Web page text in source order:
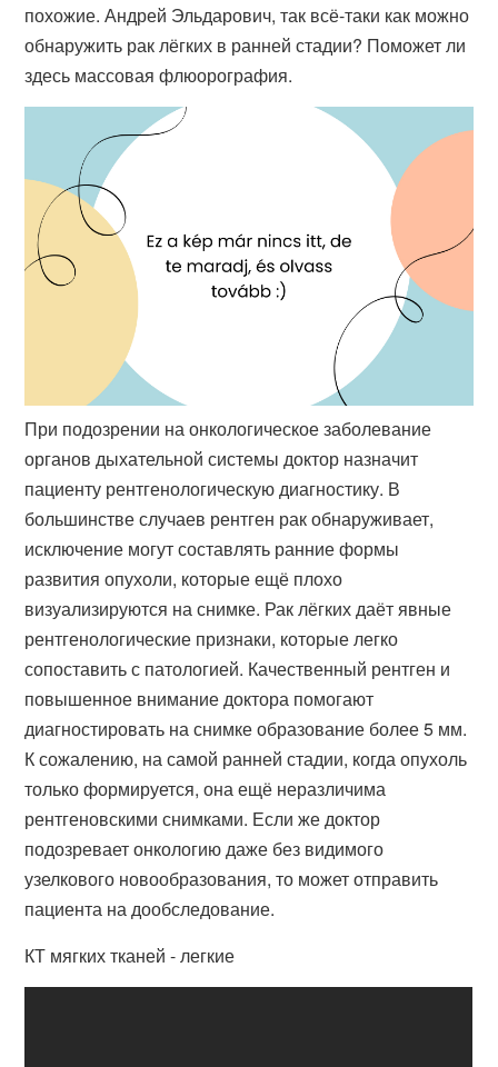
похожие. Андрей Эльдарович, так всё-таки как можно
обнаружить рак лёгких в ранней стадии? Поможет ли
здесь массовая флюорография.
При подозрении на онкологическое заболевание
органов дыхательной системы доктор назначит
пациенту рентгенологическую диагностику. В
большинстве случаев рентген рак обнаруживает,
исключение могут составлять ранние формы
развития опухоли, которые ещё плохо
визуализируются на снимке. Рак лёгких даёт явные
рентгенологические признаки, которые легко
сопоставить с патологией. Качественный рентген и
повышенное внимание доктора помогают
диагностировать на снимке образование более 5 мм.
К сожалению, на самой ранней стадии, когда опухоль
только формируется, она ещё неразличима
рентгеновскими снимками. Если же доктор
подозревает онкологию даже без видимого
узелкового новообразования, то может отправить
пациента на дообследование.
КТ мягких тканей - легкие